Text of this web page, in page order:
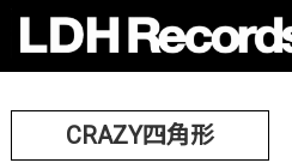
CRAZY四角形